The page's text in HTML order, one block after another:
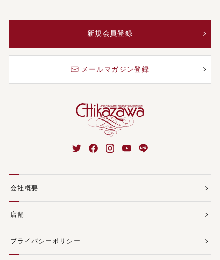
新規会員登録
メールマガジン登録
会社概要
店舗
プライバシーポリシー